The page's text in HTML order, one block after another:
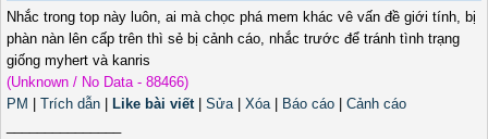
Nhắc trong top này luôn, ai mà chọc phá mem khác vê vấn đề giới tính, bị
phàn nàn lên cấp trên thì sẻ bị cảnh cáo, nhắc trước để tránh tình trạng
giống myhert và kanris
(Unknown / No Data - 88466)
PM
Trích dẫn Like bài viết| Sửa| Xóa| Báo cáo
Cảnh cáo